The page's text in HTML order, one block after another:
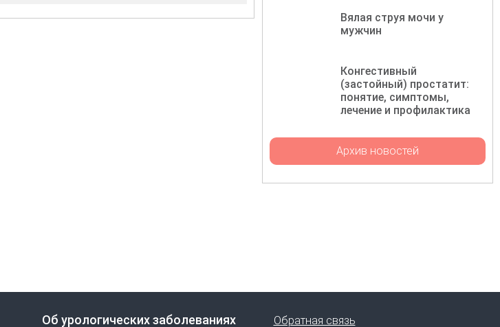
Вялая струя мочи у
мужчин
Конгестивный
(застойный) простатит:
понятие, симптомы,
лечение и профилактика
Архив новостей
Об урологических заболеваниях Обратная связь